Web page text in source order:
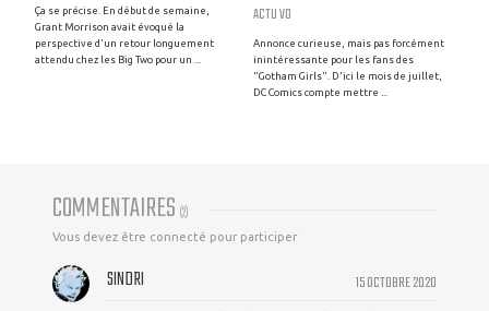
Ça se précise. En début de semaine,
Grant Morrison avait évoqué la
perspective d'un retour longuement
attendu chez les Big Two pour un ...
ACTU VO
Annonce curieuse, mais pas forcément
inintéressante pour les fans des
"Gotham Girls". D'ici le mois de juillet,
DC Comics compte mettre ...
COMMENTAIRES (2)
Vous devez être connecté pour participer
15 OCTOBRE 2020
SINDRI